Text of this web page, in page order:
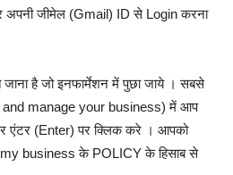
अपनी जीमेल (Gmail) ID से Login करना
है जो इनफार्मेशन में पुछा जाये । सबसे
manage your business) में आप
एंटर (Enter) पर क्लिक करे । आपको
business के POLICY के हिसाब से